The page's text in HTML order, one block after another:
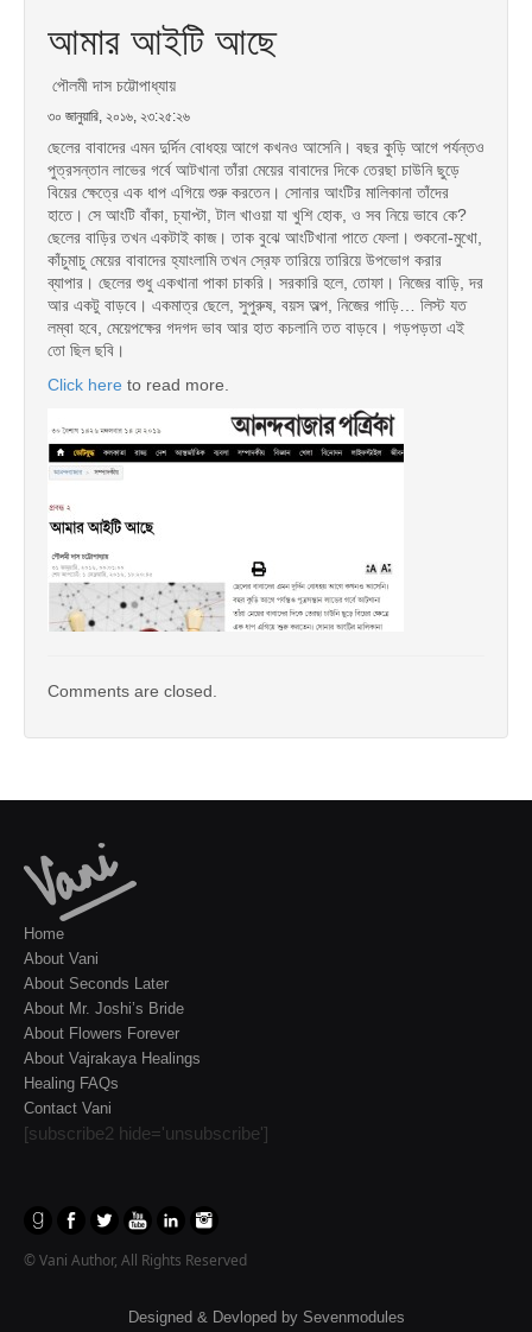
আমার আইটি আছে
পৌলমী দাস চট্টোপাধ্যায়
৩০ জানুয়ারি, ২০১৬, ২৩:২৫:২৬
ছেলের বাবাদের এমন দুর্দিন বোধহয় আগে কখনও আসেনি। বছর কুড়ি আগে পর্যন্তও
পুত্রসন্তান লাভের গর্বে আটখানা তাঁরা মেয়ের বাবাদের দিকে তেরছা চাউনি ছুড়ে
বিয়ের ক্ষেত্রে এক ধাপ এগিয়ে শুরু করতেন। সোনার আংটির মালিকানা তাঁদের
হাতে। সে আংটি বাঁকা, চ্যাপ্টা, টাল খাওয়া যা খুশি হোক, ও সব নিয়ে ভাবে কে?
ছেলের বাড়ির তখন একটাই কাজ। তাক বুঝে আংটিখানা পাতে ফেলা। শুকনো-মুখো,
কাঁচুমাচু মেয়ের বাবাদের হ্যাংলামি তখন স্রেফ তারিয়ে তারিয়ে উপভোগ করার
ব্যাপার। ছেলের শুধু একখানা পাকা চাকরি। সরকারি হলে, তোফা। নিজের বাড়ি, দর
আর একটু বাড়বে। একমাত্র ছেলে, সুপুরুষ, বয়স অল্প, নিজের গাড়ি… লিস্ট যত
লম্বা হবে, মেয়েপক্ষের গদগদ ভাব আর হাত কচলানি তত বাড়বে। গড়পড়তা এই
তো ছিল ছবি।
Click here to read more.
Comments are closed.
Home
About Vani
About Seconds Later
About Mr. Joshi’s Bride
About Flowers Forever
About Vajrakaya Healings
Healing FAQs
Contact Vani
[subscribe2 hide='unsubscribe']
© Vani Author, All Rights Reserved
Designed & Devloped by Sevenmodules